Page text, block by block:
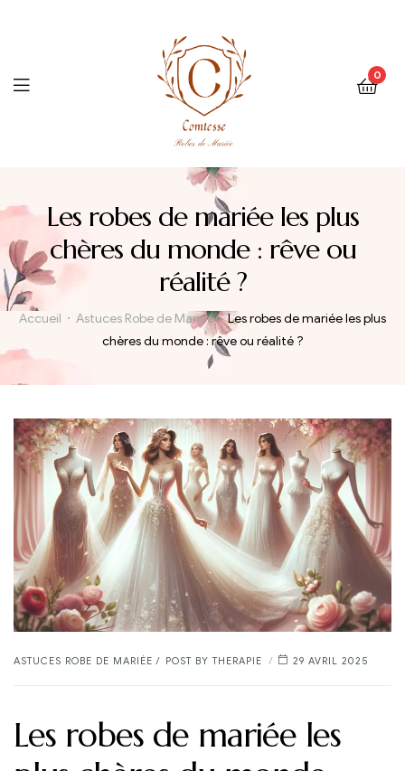
0
Menu
Les robes de mariée les plus
chères du monde : rêve ou
réalité ?
Accueil Astuces Robe de Mariée
Les robes de mariée les plus
chères du monde : rêve ou réalité ?
CATEGORIES
ASTUCES ROBE DE MARIÉE POST BYTHERAPIE 29 AVRIL 2025
Les robes de mariée les